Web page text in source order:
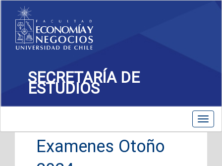
SECRETARÍA DE
ESTUDIOS
Examenes Otoño